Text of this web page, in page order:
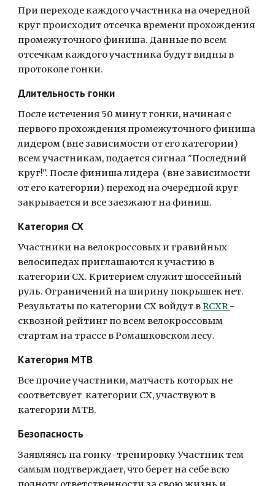
При переходе каждого участника на очередной
круг происходит отсечка времени прохождения
промежуточного финиша. Данные по всем
отсечкам каждого участника будут видны в
протоколе гонки.
Длительность гонки
После истечения 50 минут гонки, начиная с
первого прохождения промежуточного финиша
лидером (вне зависимости от его категории)
всем участникам, подается сигнал "Последний
круг!". После финиша лидера  (вне зависимости
от его категории) переход на очередной круг
закрывается и все заезжают на финиш.
Категория CX
Участники на велокроссовых и гравийных
велосипедах приглашаются к участию в
категории CX. Критерием служит шоссейный
руль. Ограничений на ширину покрышек нет.
Результаты по категории CX войдут в RCXR -
сквозной рейтинг по всем велокроссовым
стартам на трассе в Ромашковском лесу.
Категория MTB
Все прочие участники, матчасть которых не
соответсвует  категории CX, участвуют в
категории MTB.
Безопасность
Заявляясь на гонку-тренировку Участник тем
самым подтверждает, что берет на себе всю